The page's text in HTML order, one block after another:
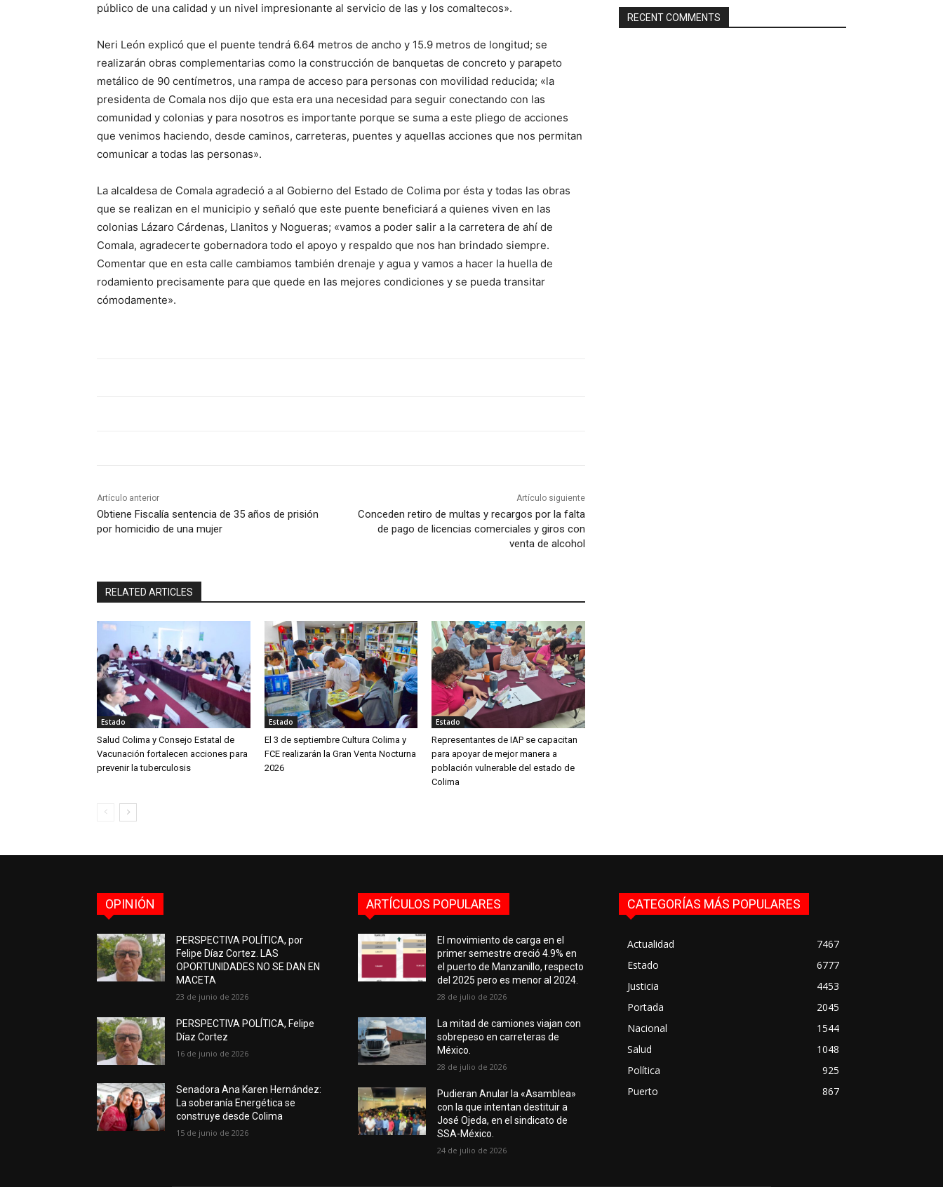
público de una calidad y un nivel impresionante al servicio de las y los comaltecos».
Neri León explicó que el puente tendrá 6.64 metros de ancho y 15.9 metros de longitud; se
realizarán obras complementarias como la construcción de banquetas de concreto y parapeto
metálico de 90 centímetros, una rampa de acceso para personas con movilidad reducida; «la
presidenta de Comala nos dijo que esta era una necesidad para seguir conectando con las
comunidad y colonias y para nosotros es importante porque se suma a este pliego de acciones
que venimos haciendo, desde caminos, carreteras, puentes y aquellas acciones que nos permitan
comunicar a todas las personas».
La alcaldesa de Comala agradeció a al Gobierno del Estado de Colima por ésta y todas las obras
que se realizan en el municipio y señaló que este puente beneficiará a quienes viven en las
colonias Lázaro Cárdenas, Llanitos y Nogueras; «vamos a poder salir a la carretera de ahí de
Comala, agradecerte gobernadora todo el apoyo y respaldo que nos han brindado siempre.
Comentar que en esta calle cambiamos también drenaje y agua y vamos a hacer la huella de
rodamiento precisamente para que quede en las mejores condiciones y se pueda transitar
cómodamente».
Artículo anterior
Obtiene Fiscalía sentencia de 35 años de prisión
por homicidio de una mujer
Artículo siguiente
Conceden retiro de multas y recargos por la falta
de pago de licencias comerciales y giros con
venta de alcohol
RELATED ARTICLES
Estado
Salud Colima y Consejo Estatal de
Vacunación fortalecen acciones para
prevenir la tuberculosis
Estado
El 3 de septiembre Cultura Colima y
FCE realizarán la Gran Venta Nocturna
2026
Estado
Representantes de IAP se capacitan
para apoyar de mejor manera a
población vulnerable del estado de
Colima
RECENT COMMENTS
OPINIÓN
PERSPECTIVA POLÍTICA, por
Felipe Díaz Cortez. LAS
OPORTUNIDADES NO SE DAN EN
MACETA
23 de junio de 2026
PERSPECTIVA POLÍTICA, Felipe
Díaz Cortez
16 de junio de 2026
Senadora Ana Karen Hernández:
La soberanía Energética se
construye desde Colima
15 de junio de 2026
ARTÍCULOS POPULARES
El movimiento de carga en el
primer semestre creció 4.9% en
el puerto de Manzanillo, respecto
del 2025 pero es menor al 2024.
28 de julio de 2026
La mitad de camiones viajan con
sobrepeso en carreteras de
México.
28 de julio de 2026
Pudieran Anular la «Asamblea»
con la que intentan destituir a
José Ojeda, en el sindicato de
SSA-México.
24 de julio de 2026
CATEGORÍAS MÁS POPULARES
Actualidad
7467
Estado
6777
Justicia
4453
Portada
2045
Nacional
1544
Salud
1048
Política
925
Puerto
867